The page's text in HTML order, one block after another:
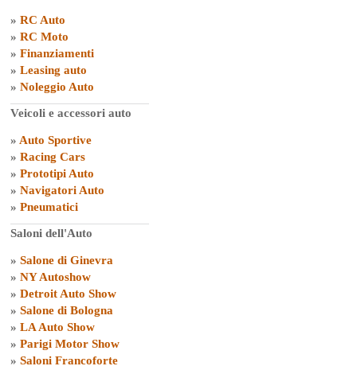
» RC Auto
» RC Moto
» Finanziamenti
» Leasing auto
» Noleggio Auto
Veicoli e accessori auto
» Auto Sportive
» Racing Cars
» Prototipi Auto
» Navigatori Auto
» Pneumatici
Saloni dell'Auto
» Salone di Ginevra
» NY Autoshow
» Detroit Auto Show
» Salone di Bologna
» LA Auto Show
» Parigi Motor Show
» Saloni Francoforte